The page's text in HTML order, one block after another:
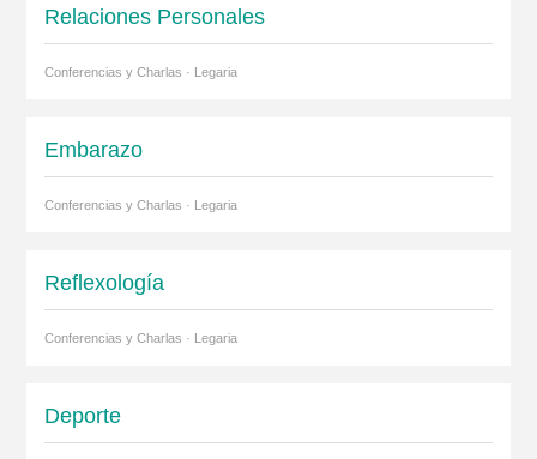
Relaciones Personales
Conferencias y Charlas · Legaria
Embarazo
Conferencias y Charlas · Legaria
Reflexología
Conferencias y Charlas · Legaria
Deporte